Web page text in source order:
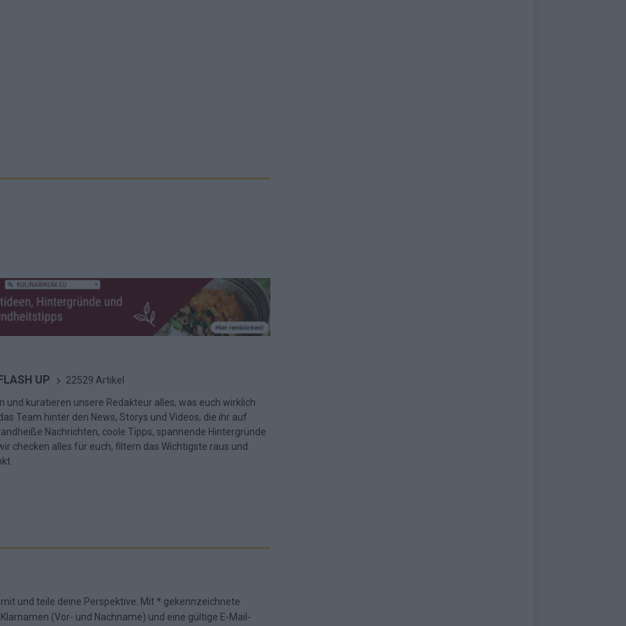
UP 22529 Artikel
und kuratieren unsere Redakteur alles, was euch wirklich
Team hinter den News, Storys und Videos, die ihr auf
Nachrichten, coole Tipps, spannende Hintergründe
checken alles für euch, filtern das Wichtigste raus und
und teile deine Perspektive. Mit * gekennzeichnete
(Vor- und Nachname) und eine gültige E-Mail-